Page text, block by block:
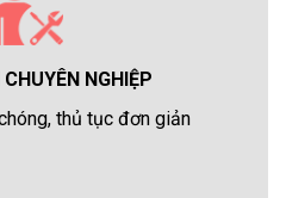
NGHIỆP
thủ tục đơn giản